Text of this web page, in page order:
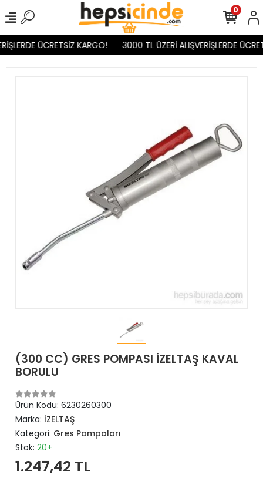
ÜCRETSİZ KARGO! 3000 TL ÜZERİ ALIŞVERİŞLERDE
0
(300 CC) GRES POMPASI İZELTAŞ KAVAL
BORULU
Ürün Kodu: 6230260300
Marka: İZELTAŞ
Kategori: Gres Pompaları
Stok: 20+
1.247,42 TL